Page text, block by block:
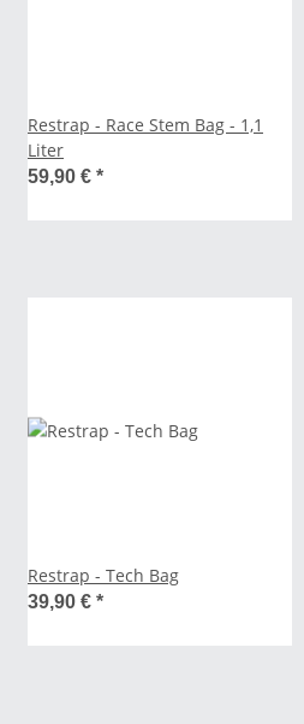
Restrap - Race Stem Bag - 1,1
Liter
59,90 € *
Restrap - Tech Bag
39,90 € *